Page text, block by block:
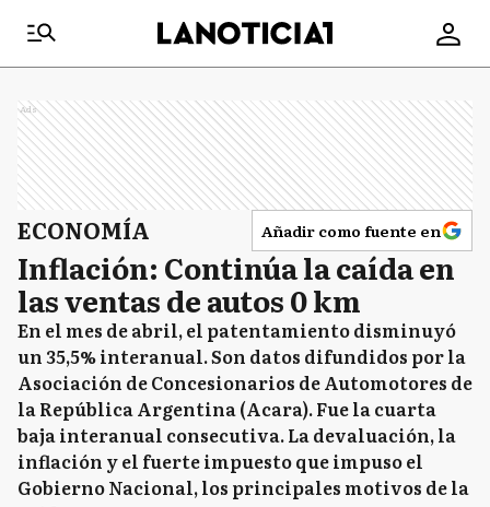
Ads
ECONOMÍA Añadir como fuente en
Inflación: Continúa la caída en
las ventas de autos 0 km
En el mes de abril, el patentamiento disminuyó
un 35,5% interanual. Son datos difundidos por la
Asociación de Concesionarios de Automotores de
la República Argentina (Acara). Fue la cuarta
baja interanual consecutiva. La devaluación, la
inflación y el fuerte impuesto que impuso el
Gobierno Nacional, los principales motivos de la